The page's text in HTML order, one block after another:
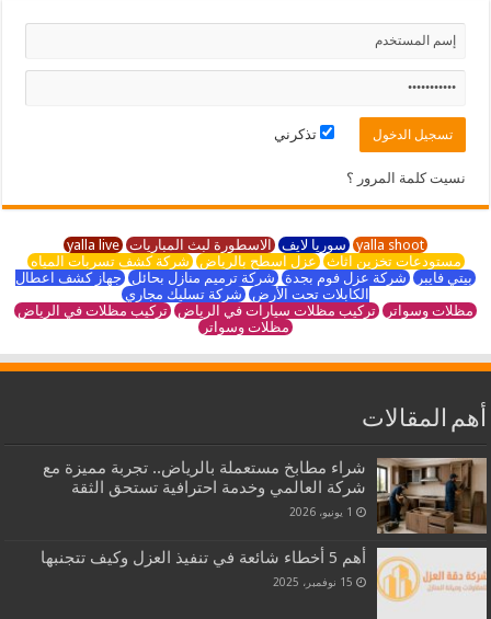
تذكرني
نسيت كلمة المرور ؟
yalla shoot سوريا لايف الاسطورة لبث المباريات yalla live
مستودعات تخزين اثاث عزل اسطح بالرياض شركة كشف تسربات المياه
بيتي فايبر شركة عزل فوم بجدة شركة ترميم منازل بحائل جهاز كشف اعطال
الكابلات تحت الأرض شركة تسليك مجاري
مظلات وسواتر تركيب مظلات سيارات في الرياض تركيب مظلات في الرياض
مظلات وسواتر
أهم المقالات
شراء مطابخ مستعملة بالرياض.. تجربة مميزة مع
شركة العالمي وخدمة احترافية تستحق الثقة
1 يونيو، 2026
أهم 5 أخطاء شائعة في تنفيذ العزل وكيف تتجنبها
15 نوفمبر، 2025